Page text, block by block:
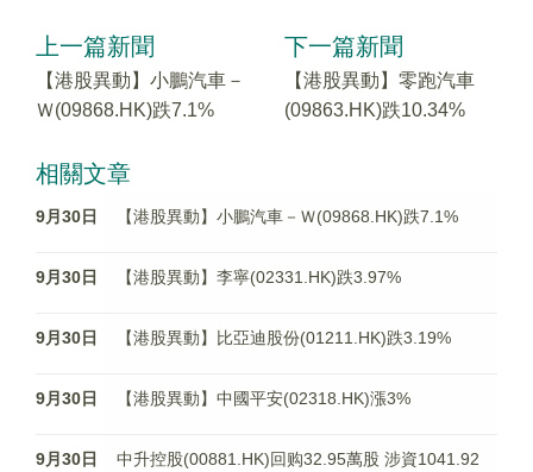
上一篇新聞
【港股異動】小鵬汽車－
Ｗ(09868.HK)跌7.1%
下一篇新聞
【港股異動】零跑汽車
(09863.HK)跌10.34%
相關文章
9月30日 【港股異動】小鵬汽車－Ｗ(09868.HK)跌7.1%
9月30日 【港股異動】李寧(02331.HK)跌3.97%
9月30日 【港股異動】比亞迪股份(01211.HK)跌3.19%
9月30日 【港股異動】中國平安(02318.HK)漲3%
9月30日
中升控股(00881.HK)回购32.95萬股 涉資1041.92